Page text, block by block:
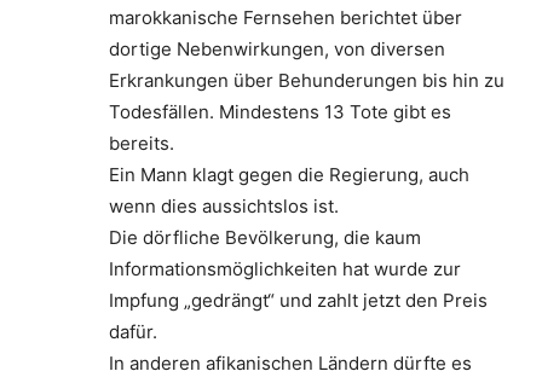
marokkanische Fernsehen berichtet über
dortige Nebenwirkungen, von diversen
Erkrankungen über Behunderungen bis hin zu
Todesfällen. Mindestens 13 Tote gibt es
bereits.
Ein Mann klagt gegen die Regierung, auch
wenn dies aussichtslos ist.
Die dörfliche Bevölkerung, die kaum
Informationsmöglichkeiten hat wurde zur
Impfung „gedrängt“ und zahlt jetzt den Preis
dafür.
In anderen afikanischen Ländern dürfte es